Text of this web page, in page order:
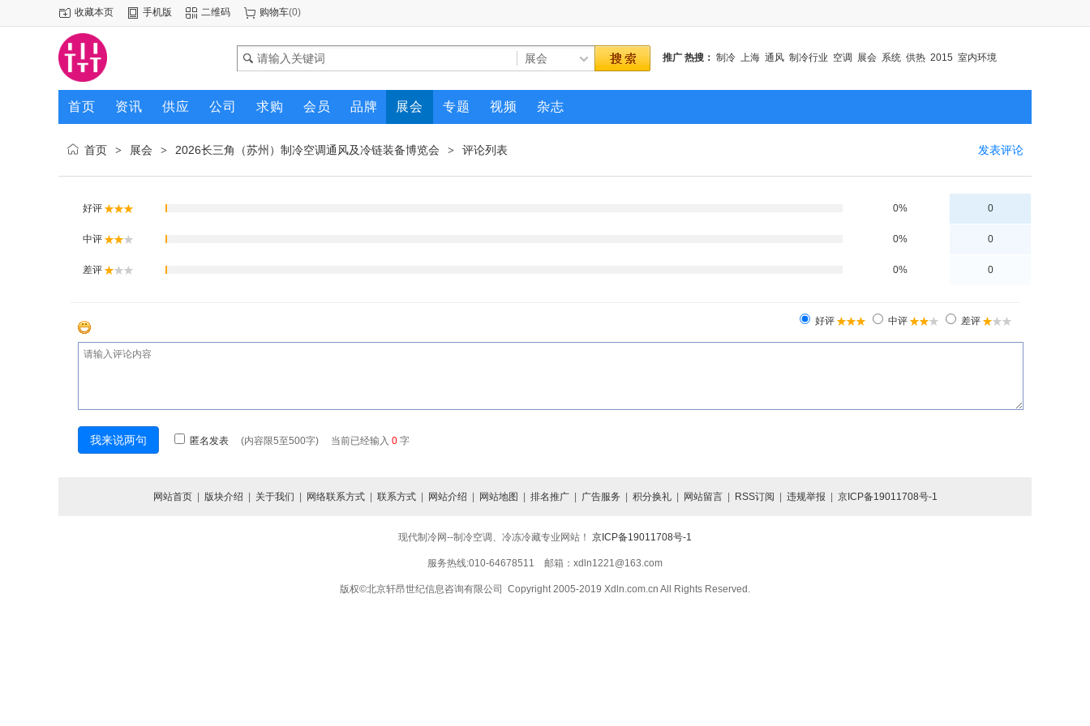
收藏本页 手机版 二维码 购物车(0)
推广 热搜： 制冷 上海 通风 制冷行业 空调 展会 系统 供热 2015 室内环境
首页 资讯 供应 公司 求购 会员 品牌 展会 专题 视频 杂志
发表评论
首页 > 展会 > 2026长三角（苏州）制冷空调通风及冷链装备博览会 > 评论列表
好评 0% 0
中评 0% 0
差评 0% 0
好评 中评 差评
匿名发表 (内容限5至500字) 当前已经输入 0 字
网站首页| 版块介绍 关于我们 网络联系方式| 联系方式| 网站介绍 网站地图 排名推广| 广告服务 积分换礼| 网站留言| RSS订阅 违规举报 京ICP备19011708号-1
现代制冷网--制冷空调、冷冻冷藏专业网站！ 京ICP备19011708号-1
服务热线:010-64678511 邮箱：xdln1221@163.com
版权©北京轩昂世纪信息咨询有限公司 Copyright 2005-2019 Xdln.com.cn All Rights Reserved.